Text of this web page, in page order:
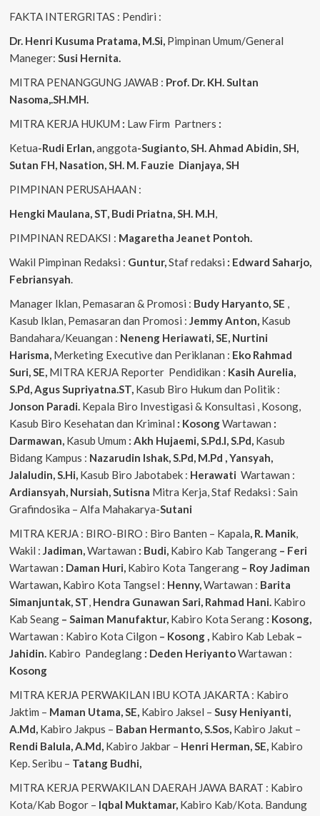
FAKTA INTERGRITAS : Pendiri :
Dr. Henri Kusuma Pratama, M.Si, Pimpinan Umum/General
Maneger: Susi Hernita.
MITRA PENANGGUNG JAWAB : Prof. Dr. KH. Sultan
Nasoma,.SH.MH.
MITRA KERJA HUKUM : Law Firm Partners :
Ketua-Rudi Erlan,anggota-Sugianto, SH. Ahmad Abidin, SH,
Sutan FH, Nasation, SH. M. Fauzie Dianjaya, SH
PIMPINAN PERUSAHAAN :
Hengki Maulana, ST, Budi Priatna, SH. M.H,
PIMPINAN REDAKSI : Magaretha Jeanet Pontoh.
Wakil Pimpinan Redaksi : Guntur,Staf redaksi : Edward Saharjo,
Febriansyah.
Manager Iklan, Pemasaran & Promosi : Budy Haryanto, SE ,
Kasub Iklan, Pemasaran dan Promosi : Jemmy Anton, Kasub
Bandahara/Keuangan : Neneng Heriawati, SE, Nurtini
Harisma, Merketing Executive dan Periklanan : Eko Rahmad
Suri, SE, MITRA KERJA Reporter Pendidikan : Kasih Aurelia,
S.Pd, AgusSupriyatna.ST, Kasub Biro Hukum dan Politik :
Jonson Paradi. Kepala Biro Investigasi & Konsultasi , Kosong,
Kasub Biro Kesehatan dan Kriminal : KosongWartawan :
Darmawan, Kasub Umum : Akh Hujaemi, S.Pd.I, S.Pd, Kasub
Bidang Kampus : Nazarudin Ishak, S.Pd, M.Pd , Yansyah,
Jalaludin, S.Hi, Kasub Biro Jabotabek : Herawati Wartawan :
Ardiansyah, Nursiah, Sutisna Mitra Kerja, Staf Redaksi : Sain
Grafindosika – Alfa Mahakarya-Sutani
MITRA KERJA : BIRO-BIRO : Biro Banten – Kapala, R. Manik,
Wakil : Jadiman,Wartawan : Budi, Kabiro Kab Tangerang– Feri
Wartawan : Daman Huri, Kabiro Kota Tangerang– Roy Jadiman
Wartawan, Kabiro Kota Tangsel : Henny,Wartawan : Barita
Simanjuntak, ST, Hendra Gunawan Sari, Rahmad Hani. Kabiro
Kab Seang– Saiman Manufaktur, Kabiro Kota Serang : Kosong,
Wartawan : Kabiro Kota Cilgon – Kosong , Kabiro Kab Lebak–
Jahidin. Kabiro Pandeglang : Deden HeriyantoWartawan :
Kosong
MITRA KERJA PERWAKILAN IBU KOTA JAKARTA : Kabiro
Jaktim – Maman Utama, SE, Kabiro Jaksel – Susy Heniyanti,
A.Md, Kabiro Jakpus – Baban Hermanto, S.Sos, Kabiro Jakut –
Rendi Balula, A.Md, Kabiro Jakbar – Henri Herman, SE, Kabiro
Kep. Seribu – Tatang Budhi,
MITRA KERJA PERWAKILAN DAERAH JAWA BARAT : Kabiro
Kota/Kab Bogor – Iqbal Muktamar, Kabiro Kab/Kota. Bandung